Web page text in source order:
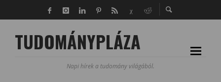
TUDOMÁNYPLÁZA
Napi hírek a tudomány világából.